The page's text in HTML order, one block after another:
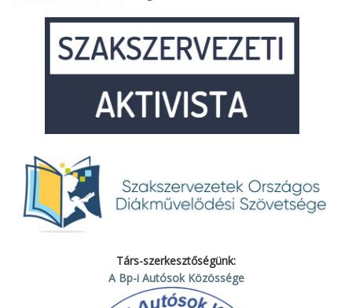
Társ-szerkesztőségünk:
A Bp-i Autósok Közössége